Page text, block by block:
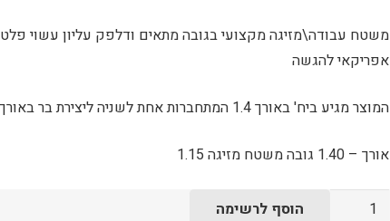
משטח עבודה\מזיגה מקצועי בגובה מתאים ודלפק עליון עשוי
אפריקאי להגשה
המוצר מגיע ביח' באורך 1.4 המתחברות אחת לשניה ליצירת בר באורך הרצוי
אורך – 1.40 גובה משטח מזיגה 1.15
כמות
הוסף לרשימה